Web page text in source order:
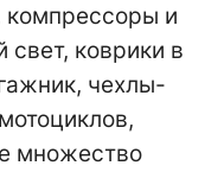
компрессоры и
коврики в
чехлы-
множество